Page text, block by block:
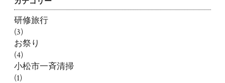
研修旅行
(3)
お祭り
(4)
小松市一斉清掃
(1)